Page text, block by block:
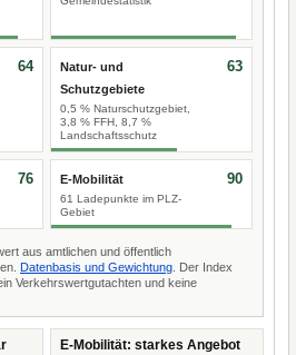
64
Natur- und
Schutzgebiete
0,5 % Naturschutzgebiet,
3,8 % FFH, 8,7 %
Landschaftsschutz
63
76 E-Mobilität
61 Ladepunkte im PLZ-
Gebiet
90
aus amtlichen und öffentlich
Datenbasis und Gewichtung . Der Index
Verkehrswertgutachten und keine
E-Mobilität: starkes Angebot